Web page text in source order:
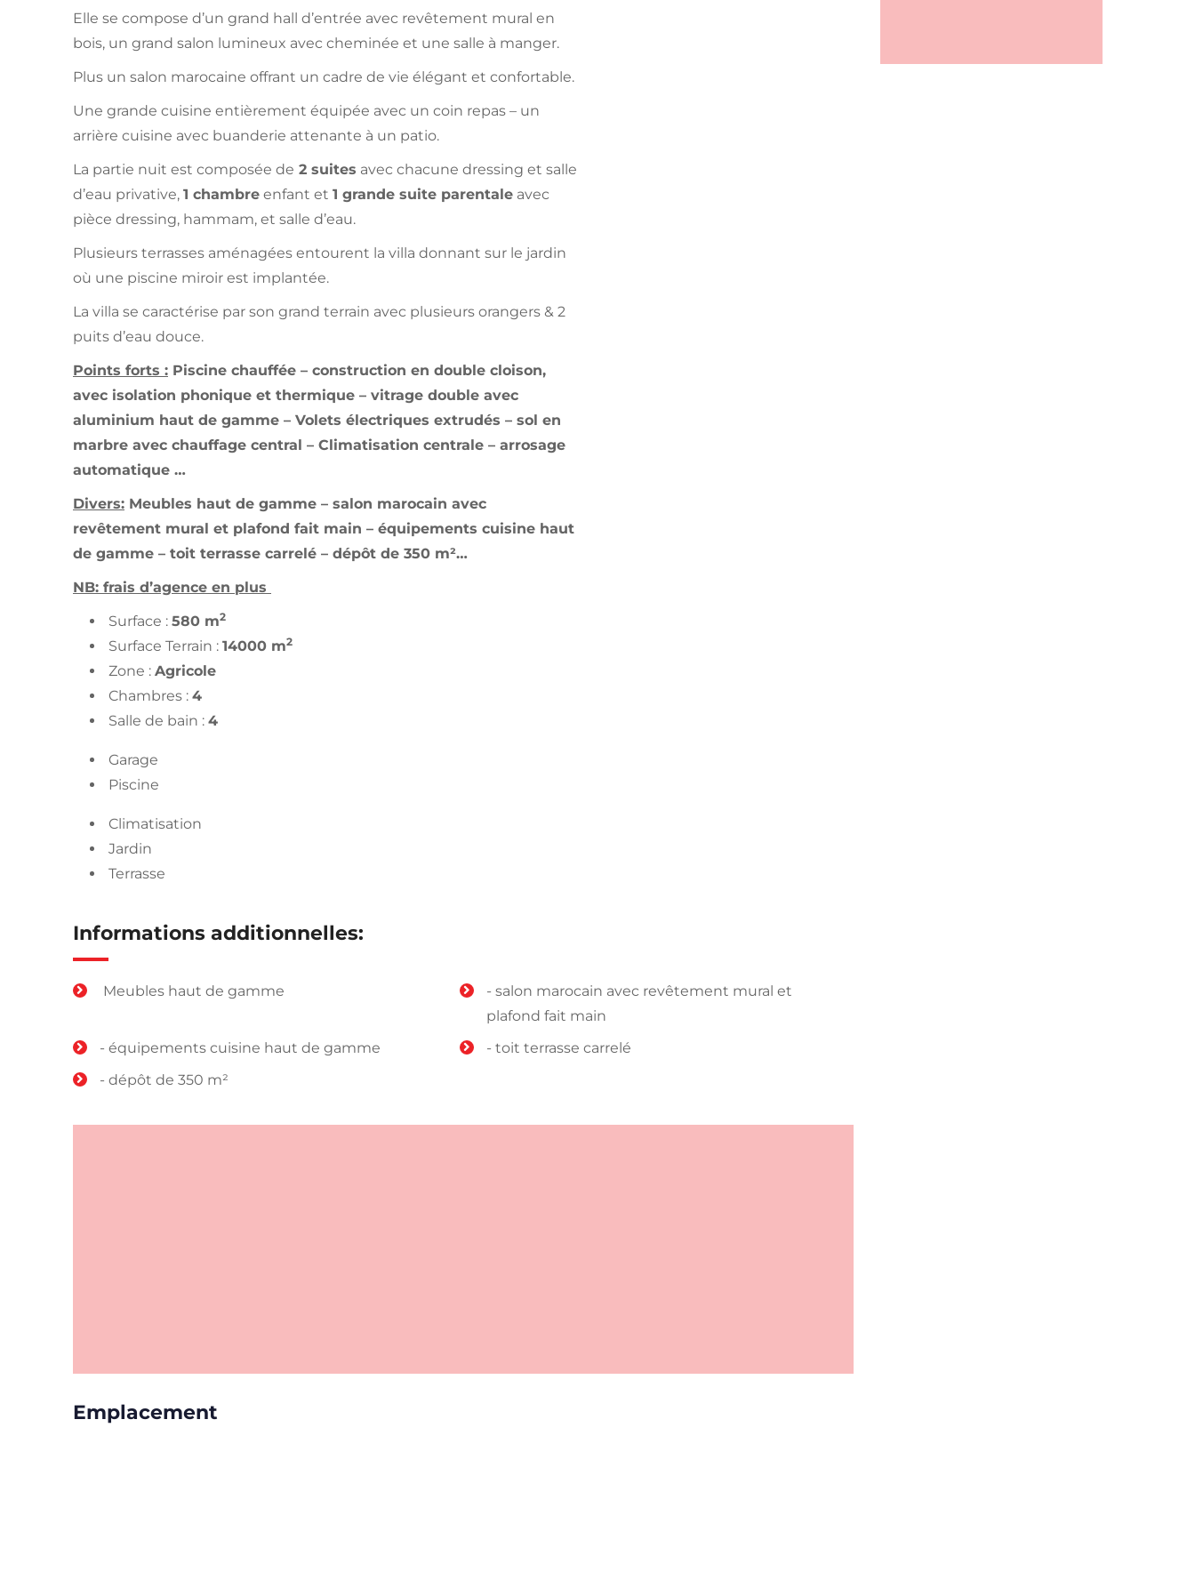
Elle se compose d’un grand hall d’entrée avec revêtement mural en
bois, un grand salon lumineux avec cheminée et une salle à manger.
Plus un salon marocaine offrant un cadre de vie élégant et confortable.
Une grande cuisine entièrement équipée avec un coin repas – un
arrière cuisine avec buanderie attenante à un patio.
La partie nuit est composée de 2 suites avec chacune dressing et salle
d’eau privative, 1 chambre enfant et 1 grande suite parentale avec
pièce dressing, hammam, et salle d’eau.
Plusieurs terrasses aménagées entourent la villa donnant sur le jardin
où une piscine miroir est implantée.
La villa se caractérise par son grand terrain avec plusieurs orangers & 2
puits d’eau douce.
Points forts : Piscine chauffée – construction en double cloison,
avec isolation phonique et thermique – vitrage double avec
aluminium haut de gamme – Volets électriques extrudés – sol en
marbre avec chauffage central – Climatisation centrale – arrosage
automatique …
Divers: Meubles haut de gamme – salon marocain avec
revêtement mural et plafond fait main – équipements cuisine haut
de gamme – toit terrasse carrelé – dépôt de 350 m²…
NB: frais d’agence en plus
Surface : 580 m2
Surface Terrain : 14000 m2
Zone : Agricole
Chambres : 4
Salle de bain : 4
Garage
Piscine
Climatisation
Jardin
Terrasse
Informations additionnelles:
Meubles haut de gamme
- salon marocain avec revêtement mural et
plafond fait main
- équipements cuisine haut de gamme
- toit terrasse carrelé
- dépôt de 350 m²
Emplacement